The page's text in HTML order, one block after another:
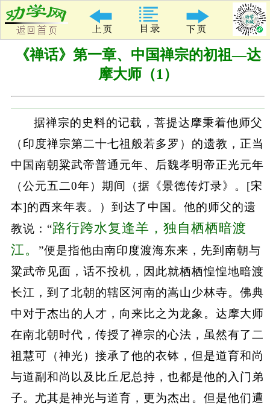
《禅话》第一章、中国禅宗的初祖—达
摩大师（1）
据禅宗的史料的记载，菩提达摩秉着他师父
（印度禅宗第二十七祖般若多罗）的遗教，正当
中国南朝粱武帝普通元年、后魏孝明帝正光元年
（公元五二0年）期间（据《景德传灯录》。[宋
本]的西来年表。）到达了中国。他的师父的遗
教说：“路行跨水复逢羊，独自栖栖暗渡
江。 ”便是指他由南印度渡海东来，先到南朝与
粱武帝见面，话不投机，因此就栖栖惶惶地暗渡
长江，到了北朝的辖区河南的嵩山少林寺。佛典
中对于杰出的人才，向来比之为龙象。达摩大师
在南北朝时代，传授了禅宗的心法，虽然有了二
祖慧可（神光）接承了他的衣钵，但是道育和尚
与道副和尚以及比丘尼总持，也都是他的入门弟
子。尤其是神光与道育，更为杰出。但是他们遭